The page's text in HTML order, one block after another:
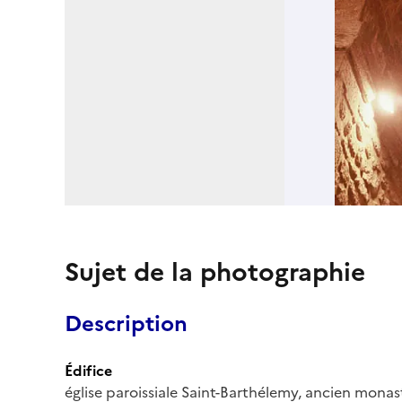
Sujet de la photographie
Description
Édifice
église paroissiale Saint-Barthélemy, ancien